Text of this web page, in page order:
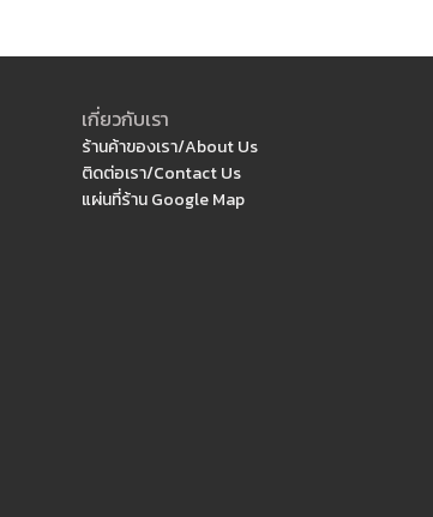
เกี่ยวกับเรา
ร้านค้าของเรา/About Us
ติดต่อเรา/Contact Us
แผ่นที่ร้าน Google Map